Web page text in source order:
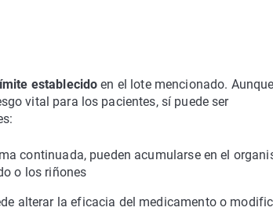
establecido en el lote mencionado.
vital para los pacientes, sí puede ser
continuada, pueden acumularse en el
o los riñones
alterar la eficacia del medicamento o